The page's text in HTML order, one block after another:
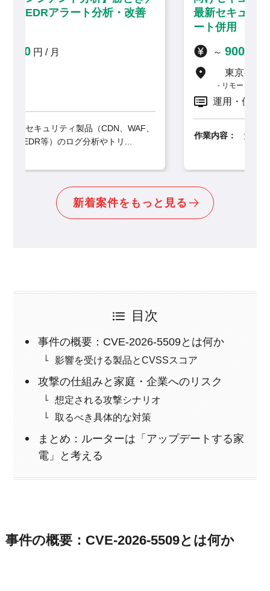
最新セキュリティソリューション・リモ
作業内容：
大手製造業・建設業クライアント向け
新着案件をもっと見る
目次
事件の概要：CVE-2026-5509とは何か
影響を受ける製品とCVSSスコア
攻撃の仕組みと家庭・企業へのリスク
想定される攻撃シナリオ
取るべき具体的な対策
まとめ：ルーターは「アップデートする家
電」と考える
事件の概要：CVE-2026-5509とは何か